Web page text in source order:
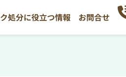
処分に役立つ情報 お問合せ